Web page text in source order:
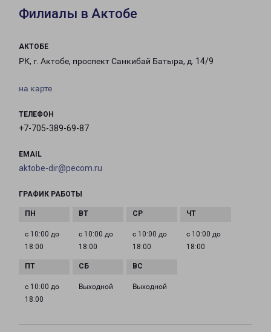
Филиалы в Актобе
АКТОБЕ
РК, г. Актобе, проспект Санкибай Батыра, д. 14/9
на карте
ТЕЛЕФОН
+7-705-389-69-87
EMAIL
aktobe-dir@pecom.ru
ГРАФИК РАБОТЫ
с 10:00 до
18:00
с 10:00 до
18:00
с 10:00 до
18:00
с 10:00 до
18:00
с 10:00 до
18:00
Выходной Выходной